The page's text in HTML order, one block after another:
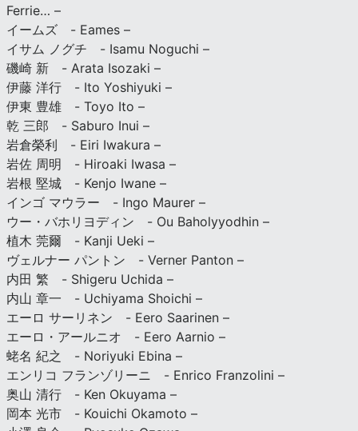
Ferrie… –
イームズ - Eames –
イサム ノグチ - Isamu Noguchi –
磯崎 新 - Arata Isozaki –
伊藤 洋行 - Ito Yoshiyuki –
伊東 豊雄 - Toyo Ito –
乾 三郎 - Saburo Inui –
岩倉榮利 - Eiri Iwakura –
岩佐 周明 - Hiroaki Iwasa –
岩根 堅城 - Kenjo Iwane –
インゴ マウラー - Ingo Maurer –
ウー・バホリヨディン - Ou Baholyyodhin –
植木 莞爾 - Kanji Ueki –
ヴェルナー パントン - Verner Panton –
内田 繁 - Shigeru Uchida –
内山 章一 - Uchiyama Shoichi –
エーロ サーリネン - Eero Saarinen –
エーロ・アールニオ - Eero Aarnio –
蛯名 紀之 - Noriyuki Ebina –
エンリコ フランゾリーニ - Enrico Franzolini –
奥山 清行 - Ken Okuyama –
岡本 光市 - Kouichi Okamoto –